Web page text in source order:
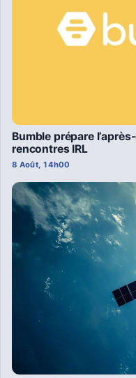
Bumble prépare
rencontres IRL
8 Août, 14h00